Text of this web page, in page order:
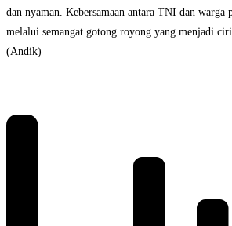
dan nyaman. Kebersamaan antara TNI dan
melalui semangat gotong royong yang menjadi
(Andik)